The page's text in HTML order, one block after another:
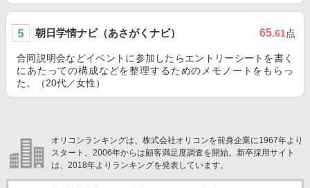
朝日学情ナビ（あさがくナビ） 65.61点
合同説明会などイベントに参加したらエントリーシートを書く
にあたっての構成などを整理するためのメモノートをもらっ
た。（20代／女性）
オリコンランキングは、株式会社オリコンを前身企業に1967年より
スタート。2006年からは顧客満足度調査を開始。新卒採用サイト
は、2018年よりランキングを発表しています。